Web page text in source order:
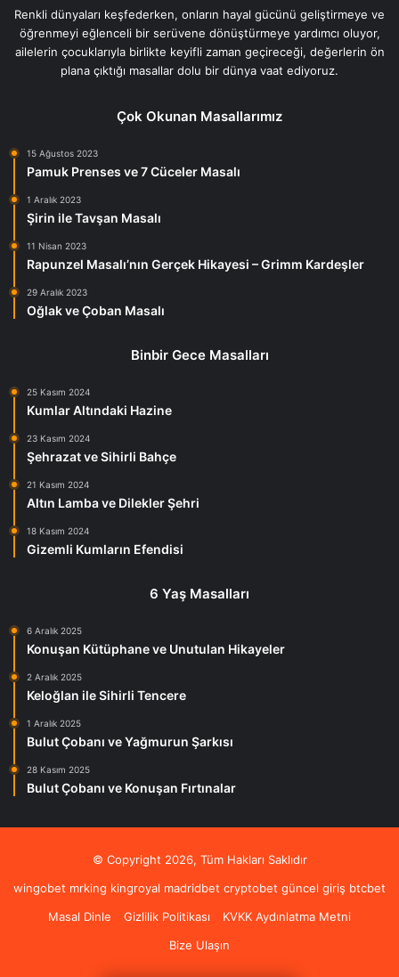
Renkli dünyaları keşfederken, onların hayal gücünü geliştirmeye ve
öğrenmeyi eğlenceli bir serüvene dönüştürmeye yardımcı oluyor,
ailelerin çocuklarıyla birlikte keyifli zaman geçireceği, değerlerin ön
plana çıktığı masallar dolu bir dünya vaat ediyoruz.
Çok Okunan Masallarımız
15 Ağustos 2023
Pamuk Prenses ve 7 Cüceler Masalı
1 Aralık 2023
Şirin ile Tavşan Masalı
11 Nisan 2023
Rapunzel Masalı’nın Gerçek Hikayesi – Grimm Kardeşler
29 Aralık 2023
Oğlak ve Çoban Masalı
Binbir Gece Masalları
25 Kasım 2024
Kumlar Altındaki Hazine
23 Kasım 2024
Şehrazat ve Sihirli Bahçe
21 Kasım 2024
Altın Lamba ve Dilekler Şehri
18 Kasım 2024
Gizemli Kumların Efendisi
6 Yaş Masalları
6 Aralık 2025
Konuşan Kütüphane ve Unutulan Hikayeler
2 Aralık 2025
Keloğlan ile Sihirli Tencere
1 Aralık 2025
Bulut Çobanı ve Yağmurun Şarkısı
28 Kasım 2025
Bulut Çobanı ve Konuşan Fırtınalar
© Copyright 2026, Tüm Hakları Saklıdır
wingobet mrking kingroyal madridbet cryptobet güncel giriş btcbet
Masal Dinle
Gizlilik Politikası
KVKK Aydınlatma Metni
Bize Ulaşın